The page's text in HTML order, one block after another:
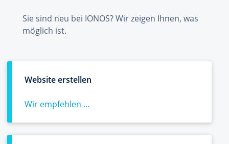
Sie sind neu bei IONOS? Wir zeigen Ihnen, was
möglich ist.
Website erstellen
Wir empfehlen ...